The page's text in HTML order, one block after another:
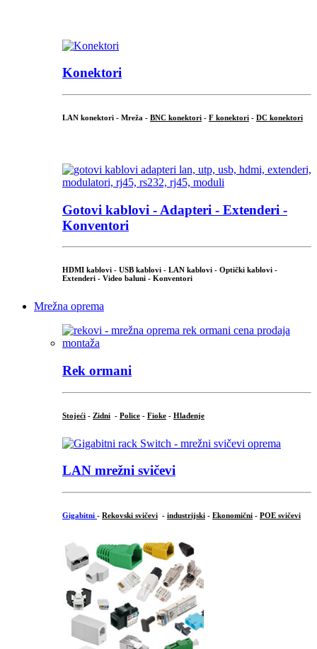
Konektori
LAN konektori - Mreža - BNC konektori - F konektori - DC konektori
Gotovi kablovi - Adapteri - Extenderi -
Konventori
HDMI kablovi - USB kablovi - LAN kablovi - Optički kablovi -
Extenderi - Video baluni - Konventori
Mrežna oprema
Rek ormani
Stojeći - Zidni - Police - Fioke - Hlađenje
LAN mrežni svičevi
Gigabitni - Rekovski svičevi - industrijski - Ekonomični - POE svičevi